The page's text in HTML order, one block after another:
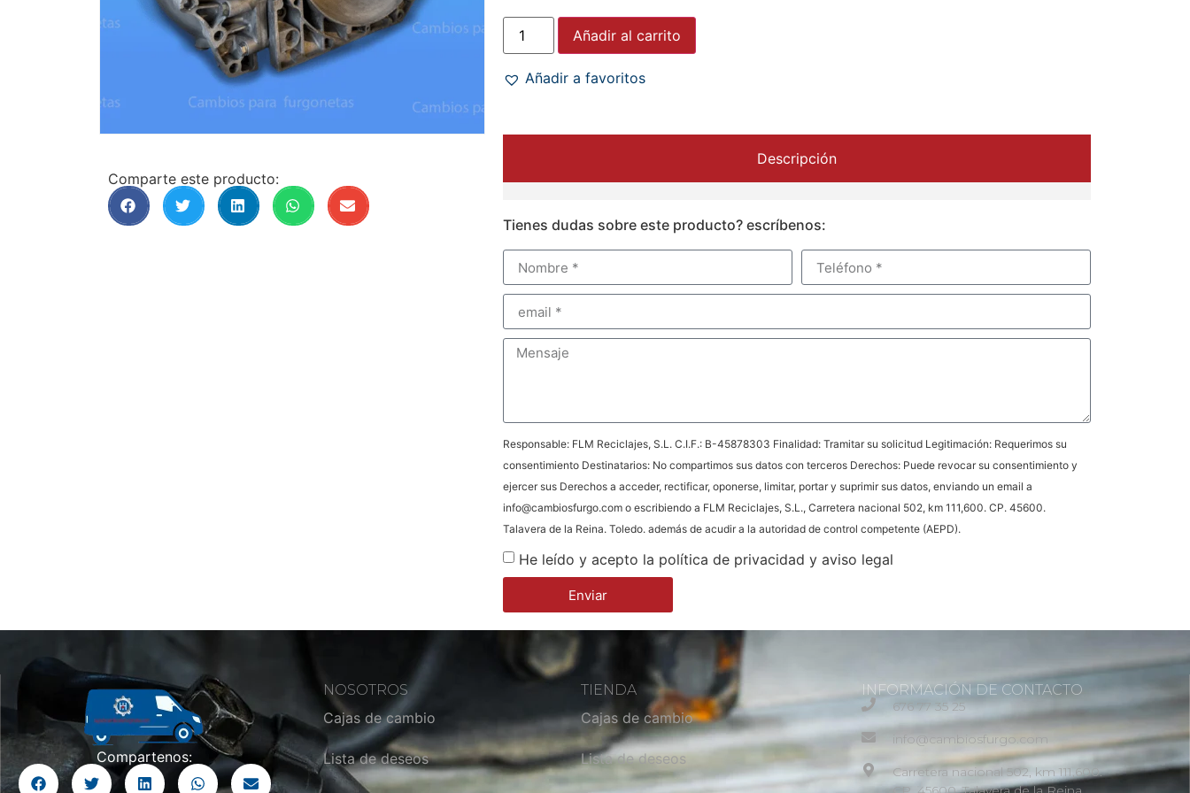
Comparte este producto:
Añadir al carrito
Añadir a favoritos
Descripción
Tienes dudas sobre este producto? escríbenos:
Responsable: FLM Reciclajes, S.L. C.I.F.: B-45878303 Finalidad: Tramitar su solicitud Legitimación: Requerimos su
consentimiento Destinatarios: No compartimos sus datos con terceros Derechos: Puede revocar su consentimiento y
ejercer sus Derechos a acceder, rectificar, oponerse, limitar, portar y suprimir sus datos, enviando un email a
info@cambiosfurgo.com o escribiendo a FLM Reciclajes, S.L., Carretera nacional 502, km 111,600. CP. 45600.
Talavera de la Reina. Toledo. además de acudir a la autoridad de control competente (AEPD).
He leído y acepto la política de privacidad y aviso legal
Enviar
Compartenos:
NOSOTROS
Cajas de cambio
Lista de deseos
TIENDA
Cajas de cambio
Lista de deseos
INFORMACIÓN DE CONTACTO
676 77 35 25
info@cambiosfurgo.com
Carretera nacional 502, km 111,600.